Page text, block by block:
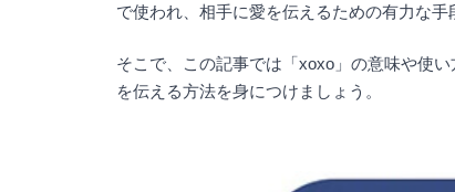
で使われ、相手に愛を伝えるための有力な
そこで、この記事では「xoxo」の意味や使
を伝える方法を身につけましょう。